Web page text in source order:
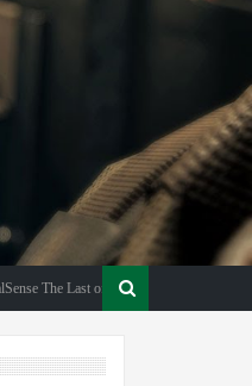
Last of Us Limited Edition